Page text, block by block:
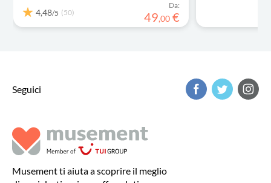
4,48/5 (50)
Da:
49,00 €
Seguici
Musement ti aiuta a scoprire il meglio